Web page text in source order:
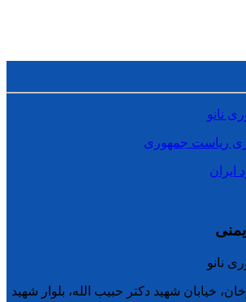
نانو
ریاست جمهوری
ایران
نانو
خیابان شهید دکتر حبیب الله، بلوار شهید